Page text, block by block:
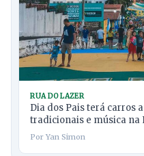
RUA DO LAZER
Dia dos Pais terá carros
tradicionais e música na
Por Yan Simon